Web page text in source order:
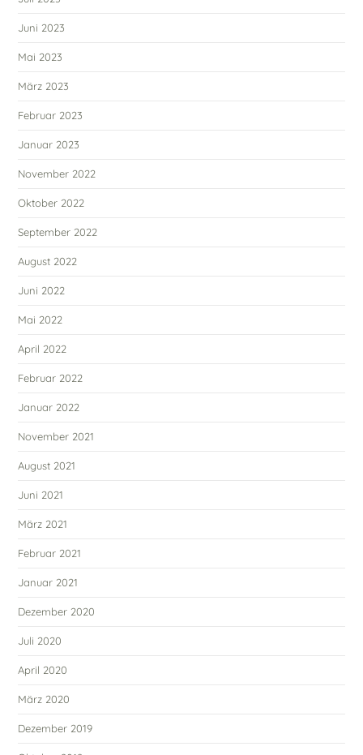
Juni 2023
Mai 2023
März 2023
Februar 2023
Januar 2023
November 2022
Oktober 2022
September 2022
August 2022
Juni 2022
Mai 2022
April 2022
Februar 2022
Januar 2022
November 2021
August 2021
Juni 2021
März 2021
Februar 2021
Januar 2021
Dezember 2020
Juli 2020
April 2020
März 2020
Dezember 2019